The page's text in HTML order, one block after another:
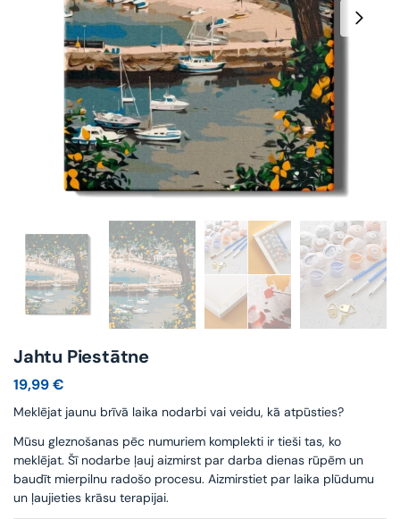
Jahtu Piestātne
19,99€
Meklējat jaunu brīvā laika nodarbi vai veidu, kā atpūsties?
Mūsu gleznošanas pēc numuriem komplekti ir tieši tas, ko
meklējat. Šī nodarbe ļauj aizmirst par darba dienas rūpēm un
baudīt mierpilnu radošo procesu. Aizmirstiet par laika plūdumu
un ļaujieties krāsu terapijai.